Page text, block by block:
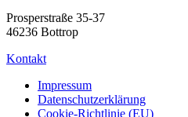
Prosperstraße 35-37
46236 Bottrop
Kontakt
Impressum
Datenschutzerklärung
Cookie-Richtlinie (EU)